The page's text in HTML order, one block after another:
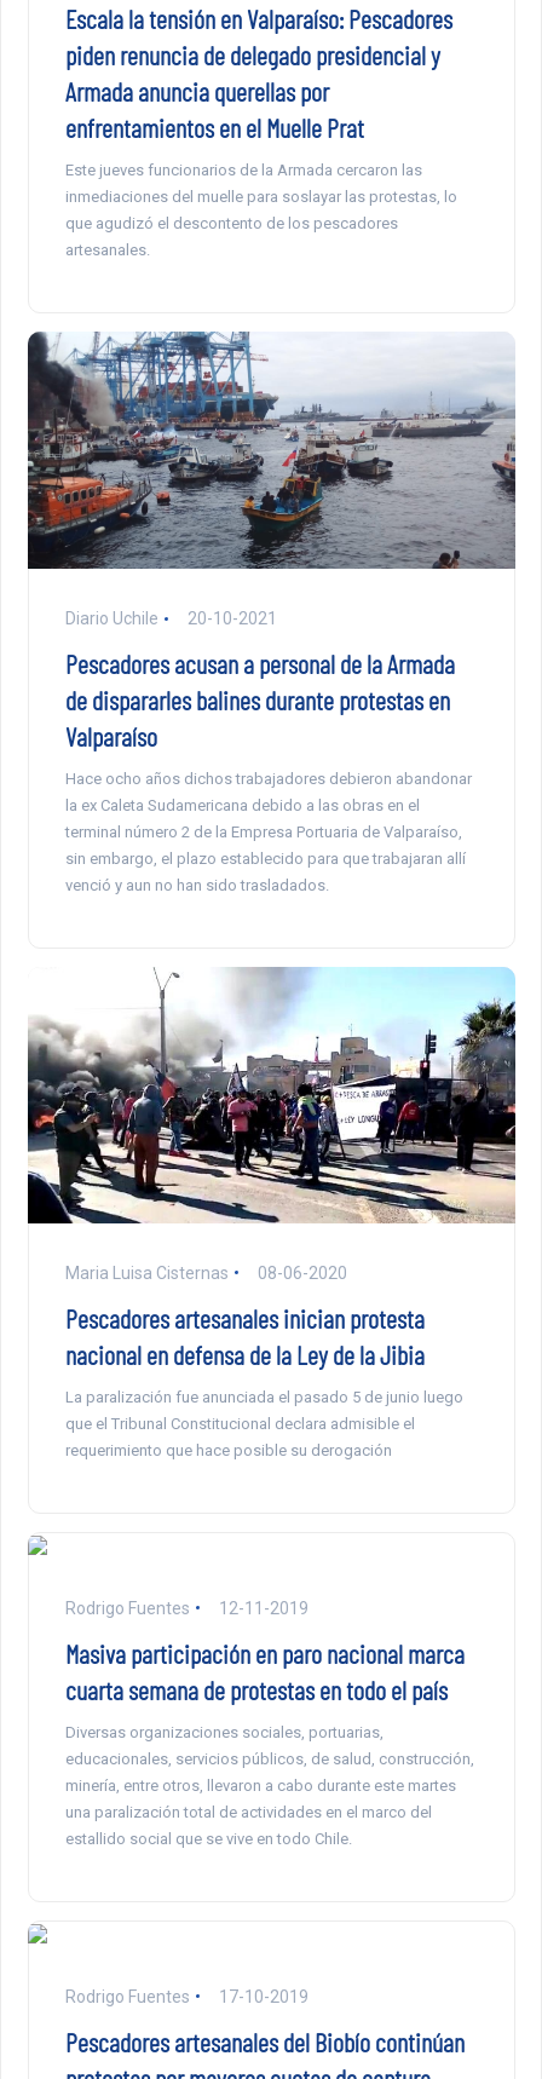
Escala la tensión en Valparaíso: Pescadores
piden renuncia de delegado presidencial y
Armada anuncia querellas por
enfrentamientos en el Muelle Prat
Este jueves funcionarios de la Armada cercaron las
inmediaciones del muelle para soslayar las protestas, lo
que agudizó el descontento de los pescadores
artesanales.
Diario Uchile 20-10-2021
Pescadores acusan a personal de la Armada
de dispararles balines durante protestas en
Valparaíso
Hace ocho años dichos trabajadores debieron abandonar
la ex Caleta Sudamericana debido a las obras en el
terminal número 2 de la Empresa Portuaria de Valparaíso,
sin embargo, el plazo establecido para que trabajaran allí
venció y aun no han sido trasladados.
Maria Luisa Cisternas 08-06-2020
Pescadores artesanales inician protesta
nacional en defensa de la Ley de la Jibia
La paralización fue anunciada el pasado 5 de junio luego
que el Tribunal Constitucional declara admisible el
requerimiento que hace posible su derogación
Rodrigo Fuentes 12-11-2019
Masiva participación en paro nacional marca
cuarta semana de protestas en todo el país
Diversas organizaciones sociales, portuarias,
educacionales, servicios públicos, de salud, construcción,
minería, entre otros, llevaron a cabo durante este martes
una paralización total de actividades en el marco del
estallido social que se vive en todo Chile.
Rodrigo Fuentes 17-10-2019
Pescadores artesanales del Biobío continúan